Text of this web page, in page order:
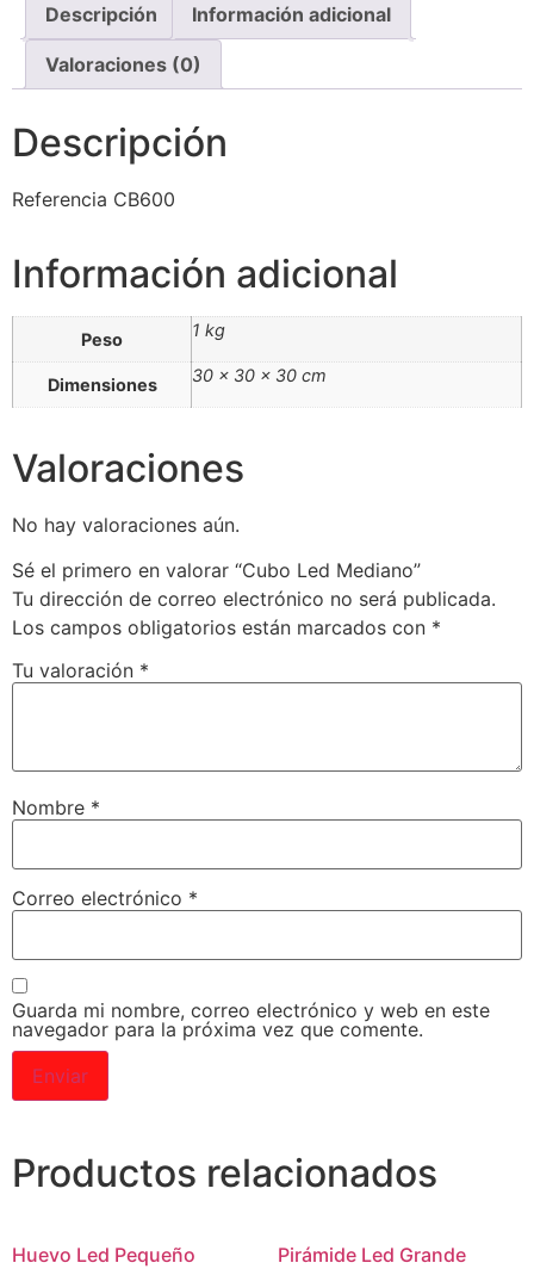
Descripción Información adicional
Valoraciones (0)
Descripción
Referencia CB600
Información adicional
Peso 1 kg
Dimensiones 30 × 30 × 30 cm
Valoraciones
No hay valoraciones aún.
Sé el primero en valorar “Cubo Led Mediano”
Tu dirección de correo electrónico no será publicada.
Los campos obligatorios están marcados con *
Tu valoración *
Nombre *
Correo electrónico *
Guarda mi nombre, correo electrónico y web en este
navegador para la próxima vez que comente.
Productos relacionados
Huevo Led Pequeño Pirámide Led Grande